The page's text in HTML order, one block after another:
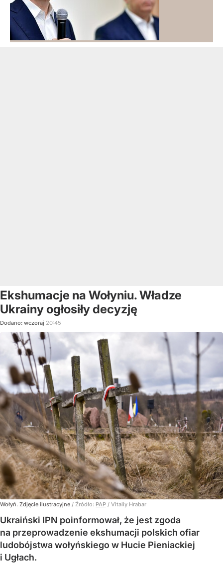
Ekshumacje na Wołyniu. Władze
Ukrainy ogłosiły decyzję
Dodano: wczoraj 20:45
Wołyń. Zdjęcie ilustracyjne / Źródło: PAP / Vitaliy Hrabar
Ukraiński IPN poinformował, że jest zgoda
na przeprowadzenie ekshumacji polskich ofiar
ludobójstwa wołyńskiego w Hucie Pieniackiej
i Ugłach.